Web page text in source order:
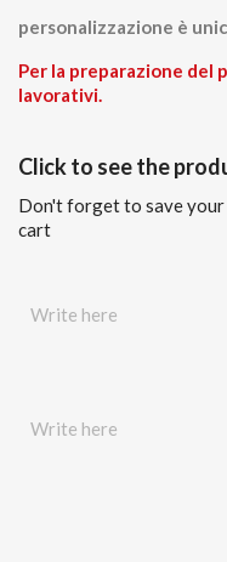
personalizzazione è
Per la preparazione
lavorativi.
Click to see the
Don't forget to save
cart